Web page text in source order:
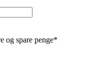
og spare penge*